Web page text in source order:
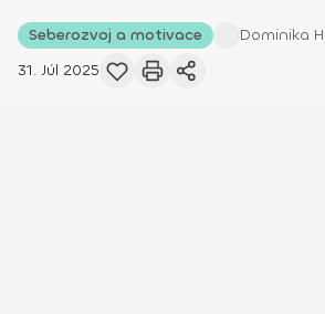
Seberozvoj a motivace Dominika
31. Júl 2025